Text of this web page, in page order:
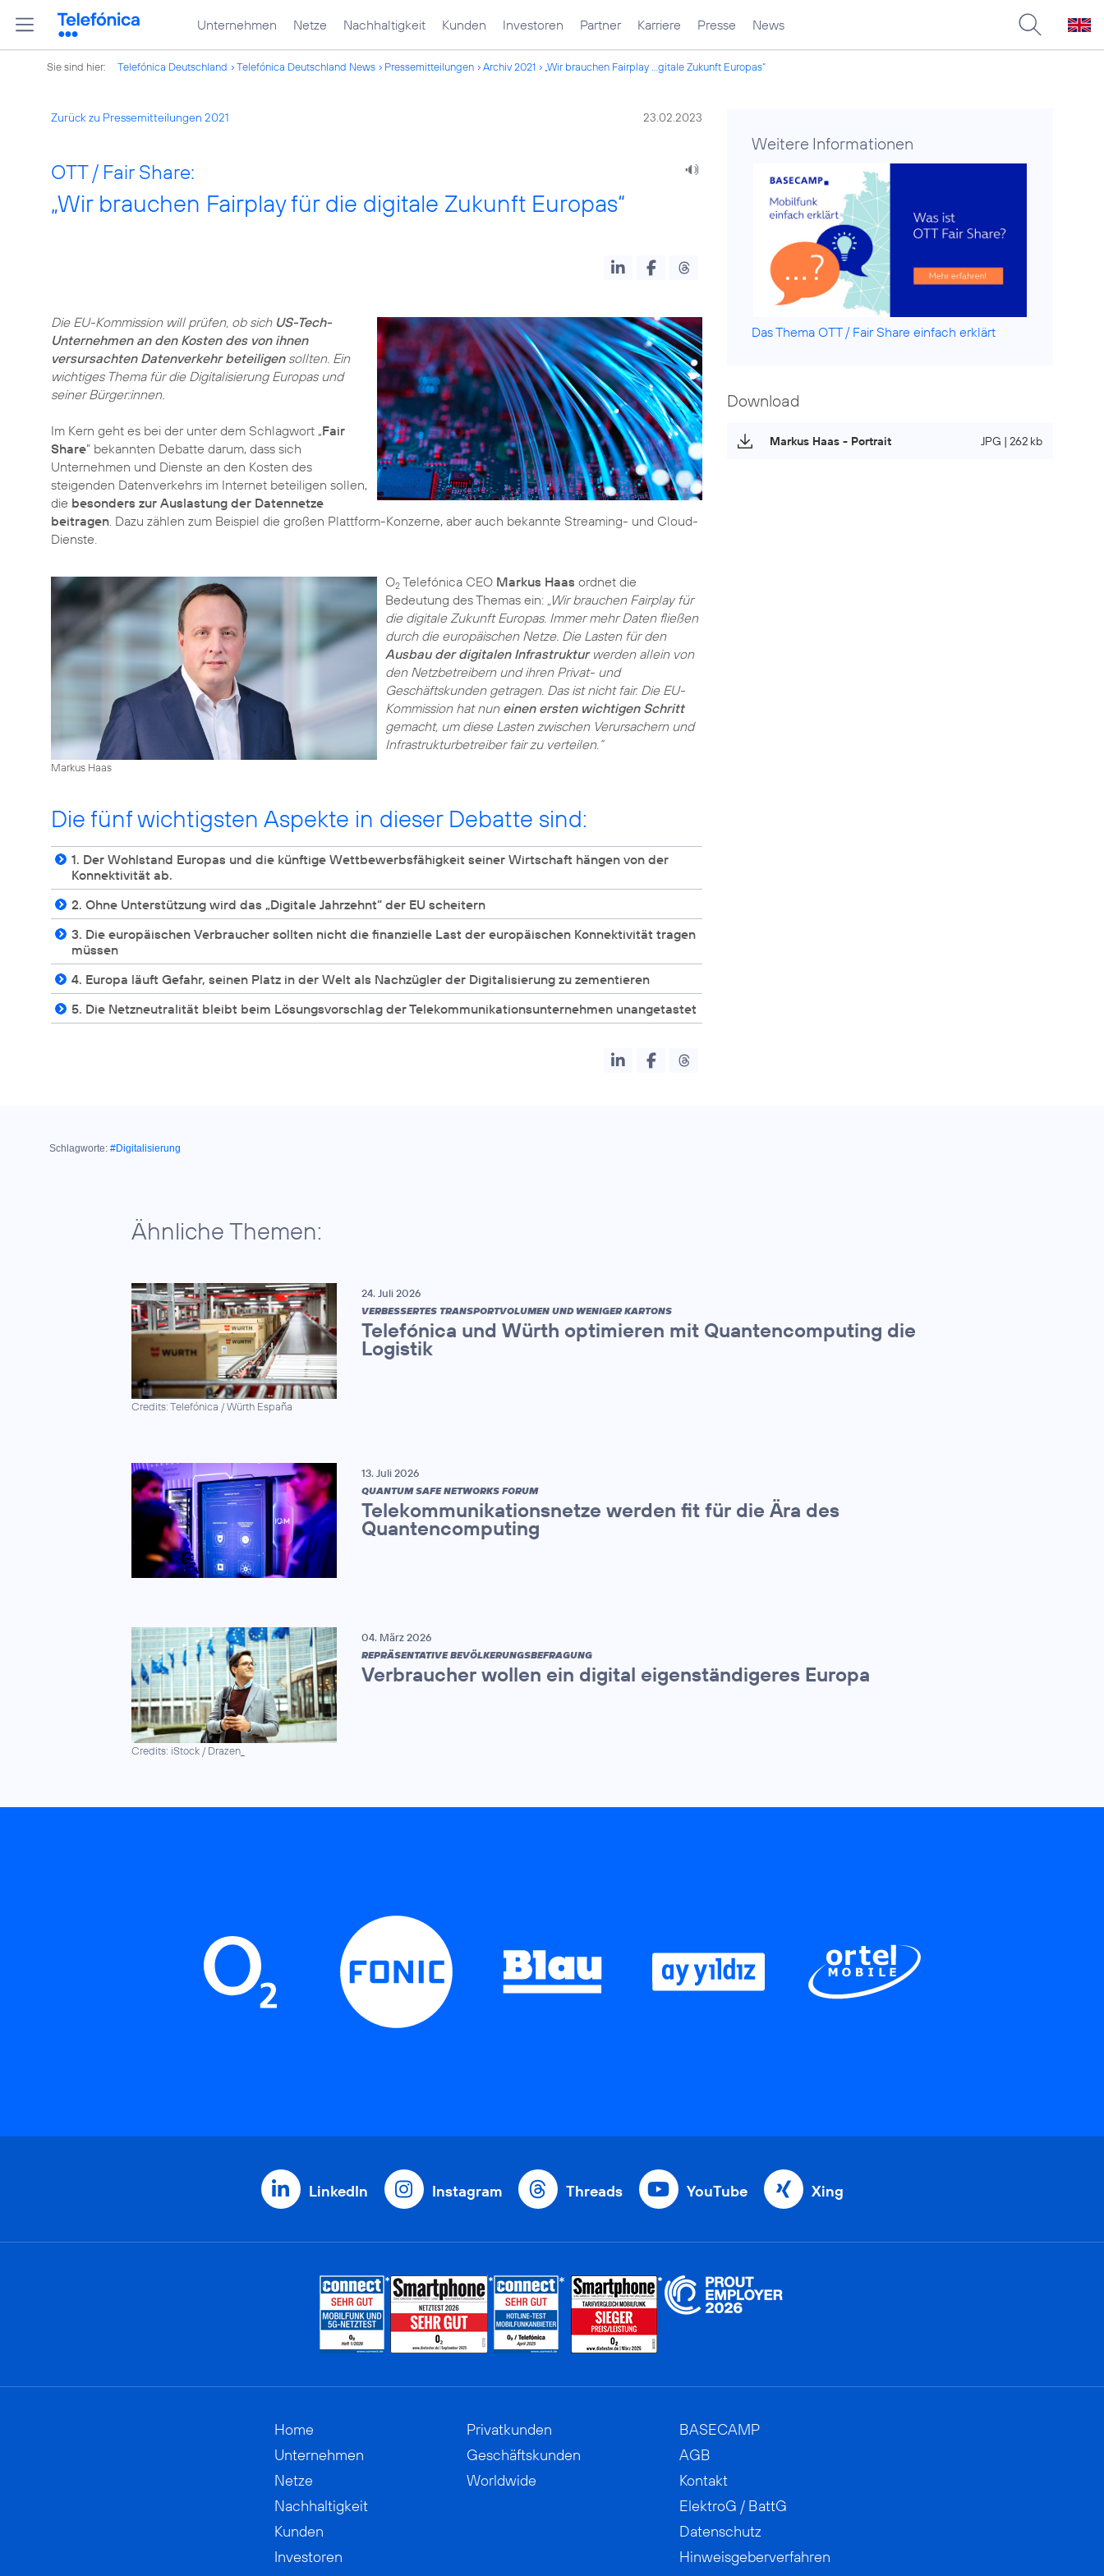
Unternehmen Netze Nachhaltigkeit Kunden Investoren Partner Karriere Presse News
Sie sind hier: Telefónica Deutschland Telefónica Deutschland News Pressemitteilungen Archiv 2021 „Wir brauchen Fairplay ...gitale Zukunft Europas“
Zurück zu Pressemitteilungen 2021 23.02.2023
OTT / Fair Share:
„Wir brauchen Fairplay für die digitale Zukunft Europas“
Die EU-Kommission will prüfen, ob sich US-Tech-
Unternehmen an den Kosten des von ihnen
versursachten Datenverkehr beteiligensollten. Ein
wichtiges Thema für die Digitalisierung Europas und
seiner Bürger:innen.
Im Kern geht es bei der unter dem Schlagwort „Fair
Share” bekannten Debatte darum, dass sich
Unternehmen und Dienste an den Kosten des
steigenden Datenverkehrs im Internet beteiligen sollen,
die besonders zur Auslastung der Datennetze
beitragen. Dazu zählen zum Beispiel die großen Plattform-Konzerne, aber auch bekannte Streaming- und Cloud-
Dienste.
Markus Haas
O2Telefónica CEO Markus Haas ordnet die
Bedeutung des Themas ein: „Wir brauchen Fairplay für
die digitale Zukunft Europas. Immer mehr Daten fließen
durch die europäischen Netze. Die Lasten für den
Ausbau der digitalen Infrastrukturwerden allein von
den Netzbetreibern und ihren Privat- und
Geschäftskunden getragen. Das ist nicht fair. Die EU-
Kommission hat nun einen ersten wichtigen Schritt
gemacht, um diese Lasten zwischen Verursachern und
Infrastrukturbetreiber fair zu verteilen.“
Die fünf wichtigsten Aspekte in dieser Debatte sind:
1. Der Wohlstand Europas und die künftige Wettbewerbsfähigkeit seiner Wirtschaft hängen von der
Konnektivität ab.
2. Ohne Unterstützung wird das „Digitale Jahrzehnt“ der EU scheitern
3. Die europäischen Verbraucher sollten nicht die finanzielle Last der europäischen Konnektivität tragen
müssen
4. Europa läuft Gefahr, seinen Platz in der Welt als Nachzügler der Digitalisierung zu zementieren
5. Die Netzneutralität bleibt beim Lösungsvorschlag der Telekommunikationsunternehmen unangetastet
Weitere Informationen
Das Thema OTT / Fair Share einfach erklärt
Download
Markus Haas - Portrait JPG | 262 kb
Schlagworte: #Digitalisierung
Ähnliche Themen:
Credits: Telefónica / Würth España
24. Juli 2026
VERBESSERTES TRANSPORTVOLUMEN UND WENIGER KARTONS
Telefónica und Würth optimieren mit Quantencomputing die
Logistik
13. Juli 2026
QUANTUM SAFE NETWORKS FORUM
Telekommunikationsnetze werden fit für die Ära des
Quantencomputing
Credits: iStock / Drazen_
04. März 2026
REPRÄSENTATIVE BEVÖLKERUNGSBEFRAGUNG
Verbraucher wollen ein digital eigenständigeres Europa
LinkedIn Instagram Threads YouTube Xing
Home
Unternehmen
Netze
Nachhaltigkeit
Kunden
Investoren
Privatkunden
Geschäftskunden
Worldwide
BASECAMP
AGB
Kontakt
ElektroG / BattG
Datenschutz
Hinweisgeberverfahren